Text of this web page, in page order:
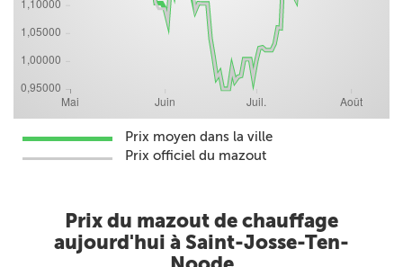
Prix moyen dans la ville
Prix officiel du mazout
Prix du mazout de chauffage
aujourd'hui à Saint-Josse-Ten-